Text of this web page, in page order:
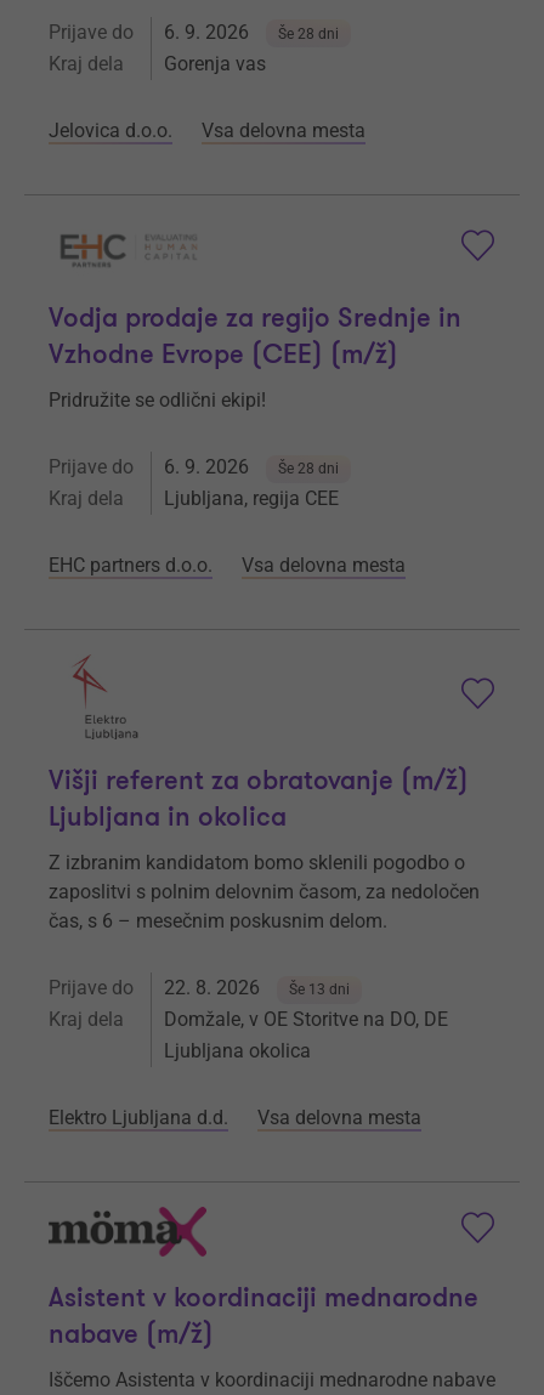
Prijave do 6. 9. 2026 Še 28 dni
Kraj dela Gorenja vas
Jelovica d.o.o. Vsa delovna mesta
Vodja prodaje za regijo Srednje in
Vzhodne Evrope (CEE) (m/ž)
Pridružite se odlični ekipi!
Prijave do 6. 9. 2026 Še 28 dni
Kraj dela Ljubljana, regija CEE
EHC partners d.o.o. Vsa delovna mesta
Višji referent za obratovanje (m/ž)
Ljubljana in okolica
Z izbranim kandidatom bomo sklenili pogodbo o
zaposlitvi s polnim delovnim časom, za nedoločen
čas, s 6 – mesečnim poskusnim delom.
Prijave do 22. 8. 2026 Še 13 dni
Kraj dela
Domžale, v OE Storitve na DO, DE
Ljubljana okolica
Elektro Ljubljana d.d. Vsa delovna mesta
Asistent v koordinaciji mednarodne
nabave (m/ž)
Iščemo Asistenta v koordinaciji mednarodne nabave